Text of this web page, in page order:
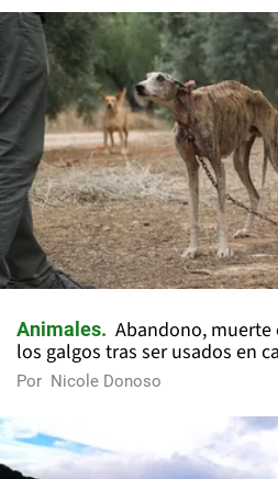
Animales
Abandono, muerte
los galgos tras ser usados en
Por Nicole Donoso